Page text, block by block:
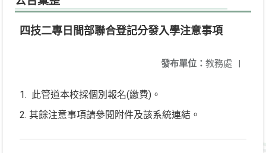
四技二專日間部聯合登記分發入學注意事項
發布單位： 教務處 |
1. 此管道本校採個別報名(繳費)。
2. 其餘注意事項請參閱附件及該系統連結。